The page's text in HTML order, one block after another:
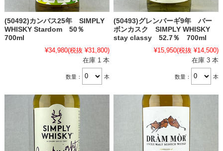
(50492)カンバス25年 SIMPLY
WHISKY Stardom 50％
700ml
¥34,980(税抜 ¥31,800)
在庫 1 本
数量： 本
(50493)グレンバーギ9年 バー
ボンカスク SIMPLY WHISKY
stay classy 52.7％ 700ml
¥15,950(税抜 ¥14,500)
在庫 3 本
数量： 本